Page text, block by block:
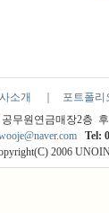
소개
포트폴리
공무원연금매장2층
Tel:
2006